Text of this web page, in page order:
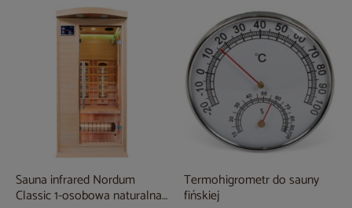
Sauna infrared Nordum
Classic 1-osobowa naturalna
Termohigrometr do sauny
fińskiej